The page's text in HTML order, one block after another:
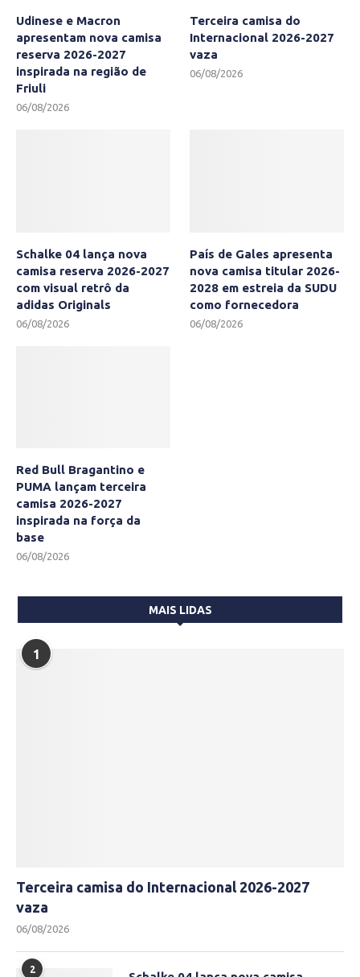
Udinese e Macron
apresentam nova camisa
reserva 2026-2027
inspirada na região de
Friuli
06/08/2026
Terceira camisa do
Internacional 2026-2027
vaza
06/08/2026
Schalke 04 lança nova
camisa reserva 2026-2027
com visual retrô da
adidas Originals
06/08/2026
País de Gales apresenta
nova camisa titular 2026-
2028 em estreia da SUDU
como fornecedora
06/08/2026
Red Bull Bragantino e
PUMA lançam terceira
camisa 2026-2027
inspirada na força da
base
06/08/2026
MAIS LIDAS
1
Terceira camisa do Internacional 2026-2027
vaza
06/08/2026
2